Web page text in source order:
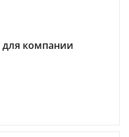
для компании